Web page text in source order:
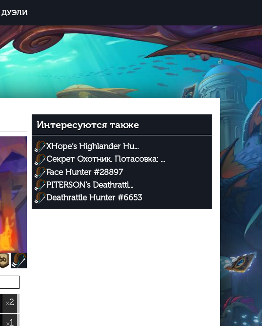
ДУЭЛИ
×2
×1
Интересуются также
XHope’s Highlander Hu...
Секрет Охотник. Потасовка: ...
Face Hunter #28897
PITERSON’s Deathrattl...
Deathrattle Hunter #6653